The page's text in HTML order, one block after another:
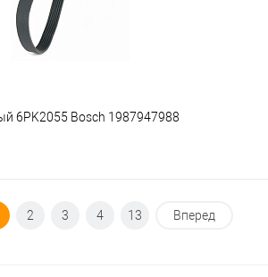
6PK2055 Bosch 1987947988
В корзину
2 3 4 13 Вперед